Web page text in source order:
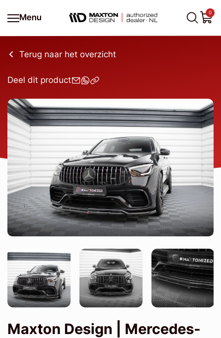
Menu
0
Terug naar het overzicht
Deel dit product
Maxton Design | Mercedes-